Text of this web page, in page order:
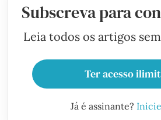
Subscreva para
Leia todos os artigos
Ter acesso
Já é assinante?